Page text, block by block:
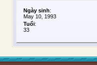
Ngày sinh:
May 10, 1993
Tuổi:
33